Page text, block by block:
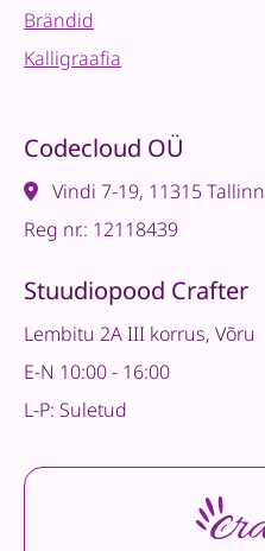
Brändid
Kalligraafia
Codecloud OÜ
Vindi 7-19, 11315 Tallinn
Reg nr.: 12118439
Stuudiopood Crafter
Lembitu 2A III korrus, Võru
E-N 10:00 - 16:00
L-P: Suletud